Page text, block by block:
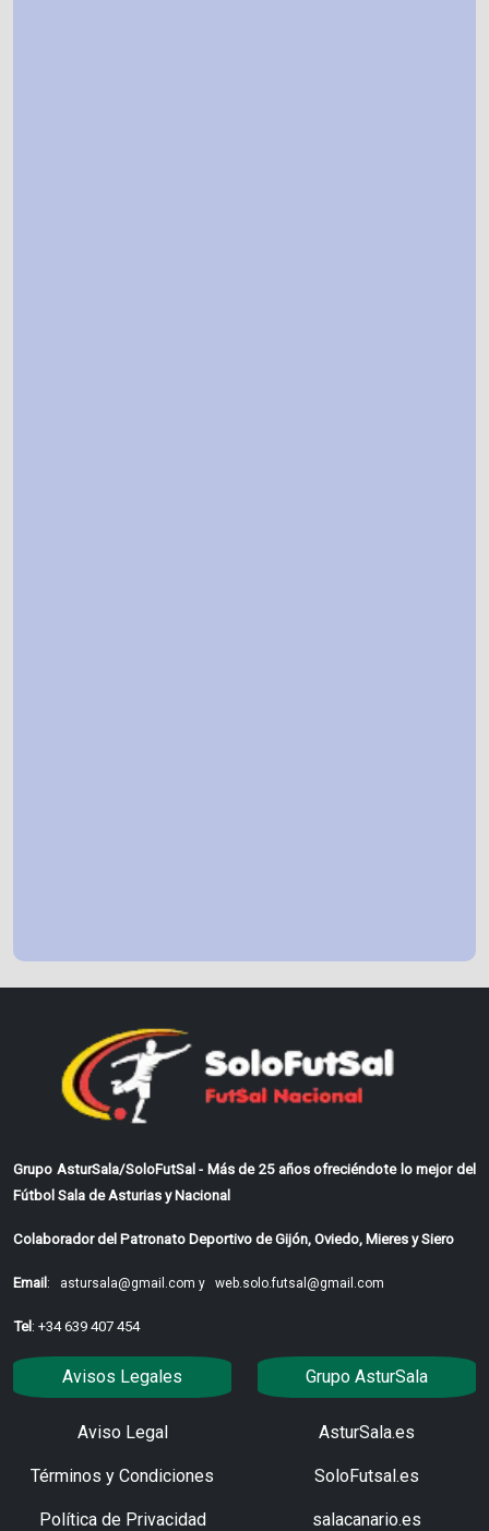
Grupo AsturSala/SoloFutSal - Más de 25 años ofreciéndote lo mejor del
Fútbol Sala de Asturias y Nacional
Colaborador del Patronato Deportivo de Gijón, Oviedo, Mieres y Siero
Email: astursala@gmail.com y web.solo.futsal@gmail.com
Tel: +34 639 407 454
Avisos Legales
Aviso Legal
Términos y Condiciones
Política de Privacidad
Grupo AsturSala
AsturSala.es
SoloFutsal.es
salacanario.es